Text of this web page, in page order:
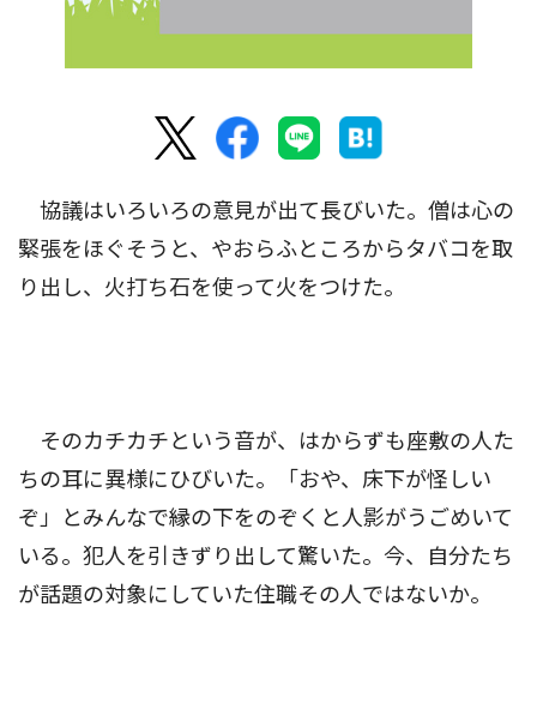
協議はいろいろの意見が出て長びいた。僧は心の
緊張をほぐそうと、やおらふところからタバコを取
り出し、火打ち石を使って火をつけた。
そのカチカチという音が、はからずも座敷の人た
ちの耳に異様にひびいた。「おや、床下が怪しい
ぞ」とみんなで縁の下をのぞくと人影がうごめいて
いる。犯人を引きずり出して驚いた。今、自分たち
が話題の対象にしていた住職その人ではないか。